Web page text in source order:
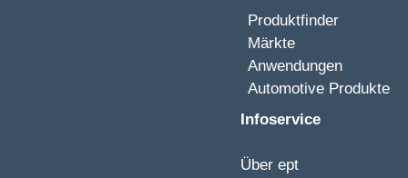
Produktfinder
Märkte
Anwendungen
Automotive Produkte
Infoservice
Über ept